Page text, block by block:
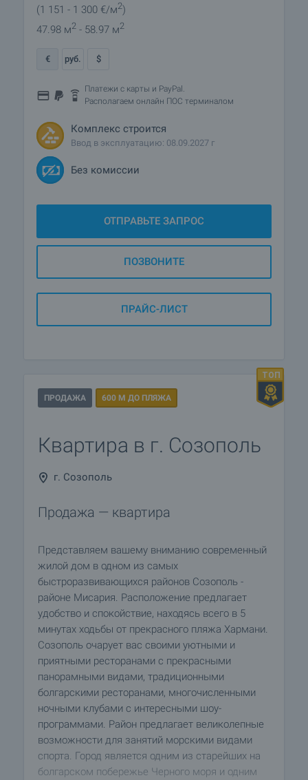
(1 151 - 1 300 €/м2)
47.98 м2 - 58.97 м2
€ руб. $
Платежи с карты и PayPal.
Располагаем онлайн ПОС терминалом
Комплекс строится
Ввод в эксплуатацию: 08.09.2027 г
Без комиссии
ОТПРАВЬТЕ ЗАПРОС
ПОЗВОНИТЕ
ПРАЙС-ЛИСТ
ПРОДАЖА 600 М ДО ПЛЯЖА
Квартира в г. Созополь
г. Созополь
Продажа — квартира
Представляем вашему вниманию современный
жилой дом в одном из самых
быстроразвивающихся районов Созополь -
районе Мисария. Расположение предлагает
удобство и спокойствие, находясь всего в 5
минутах ходьбы от прекрасного пляжа Хармани.
Созополь очарует вас своими уютными и
приятными ресторанами с прекрасными
панорамными видами, традиционными
болгарскими ресторанами, многочисленными
ночными клубами с интересными шоу-
программами. Район предлагает великолепные
возможности для занятий морскими видами
спорта. Город является одним из старейших на
болгарском побережье Черного моря и одним